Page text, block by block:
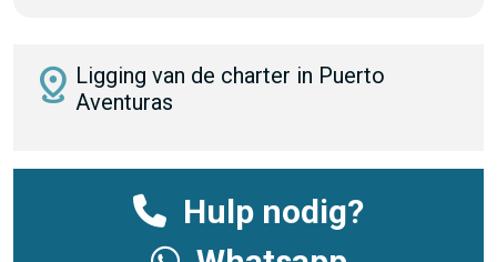
distance Ligging van de charter in Puerto
Aventuras
Hulp nodig?